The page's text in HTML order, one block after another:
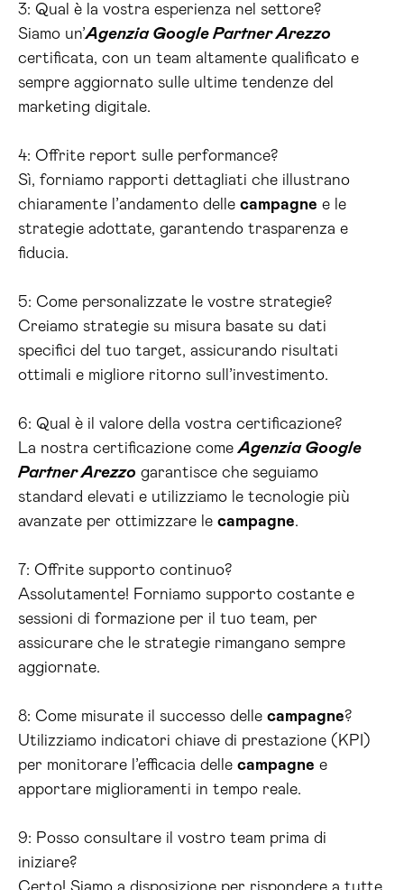
3: Qual è la vostra esperienza nel settore?
Siamo un’Agenzia Google Partner Arezzo
certificata, con un team altamente qualificato e
sempre aggiornato sulle ultime tendenze del
marketing digitale.
4: Offrite report sulle performance?
Sì, forniamo rapporti dettagliati che illustrano
chiaramente l’andamento delle campagne e le
strategie adottate, garantendo trasparenza e
fiducia.
5: Come personalizzate le vostre strategie?
Creiamo strategie su misura basate su dati
specifici del tuo target, assicurando risultati
ottimali e migliore ritorno sull’investimento.
6: Qual è il valore della vostra certificazione?
La nostra certificazione comeAgenzia Google
Partner Arezzo garantisce che seguiamo
standard elevati e utilizziamo le tecnologie più
avanzate per ottimizzare le campagne.
7: Offrite supporto continuo?
Assolutamente! Forniamo supporto costante e
sessioni di formazione per il tuo team, per
assicurare che le strategie rimangano sempre
aggiornate.
8: Come misurate il successo delle campagne?
Utilizziamo indicatori chiave di prestazione (KPI)
per monitorare l’efficacia delle campagne e
apportare miglioramenti in tempo reale.
9: Posso consultare il vostro team prima di
iniziare?